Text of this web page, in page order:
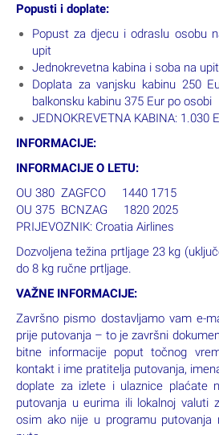
Popusti i doplate:
Popust za djecu i odraslu osobu
upit
Jednokrevetna kabina i soba na
Doplata za vanjsku kabinu 250
balkonsku kabinu 375 Eur po osobi
JEDNOKREVETNA KABINA: 1.030
INFORMACIJE:
INFORMACIJE O LETU:
OU 380 ZAGFCO 1440 1715
OU 375 BCNZAG 1820 2025
PRIJEVOZNIK: Croatia Airlines
Dozvoljena težina prtljage 23 kg
do 8 kg ručne prtljage.
VAŽNE INFORMACIJE:
Završno pismo dostavljamo vam e-
prije putovanja – to je završni
bitne informacije poput točnog
kontakt i ime pratitelja putovanja,
doplate za izlete i ulaznice plaćate
putovanja u eurima ili lokalnoj valuti
osim ako nije u programu putovanja